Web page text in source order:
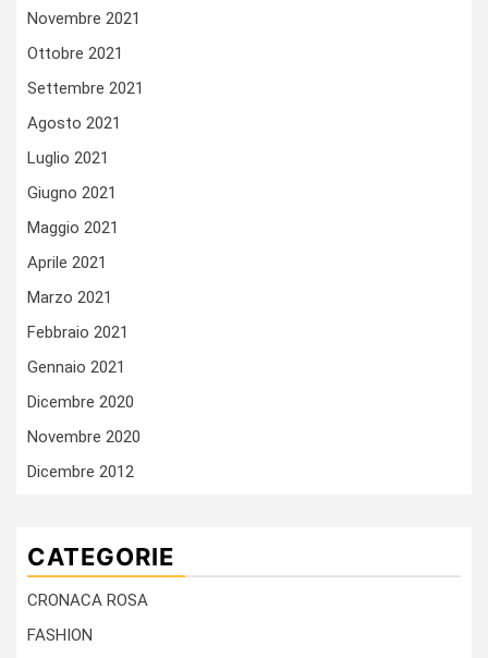
Novembre 2021
Ottobre 2021
Settembre 2021
Agosto 2021
Luglio 2021
Giugno 2021
Maggio 2021
Aprile 2021
Marzo 2021
Febbraio 2021
Gennaio 2021
Dicembre 2020
Novembre 2020
Dicembre 2012
CATEGORIE
CRONACA ROSA
FASHION